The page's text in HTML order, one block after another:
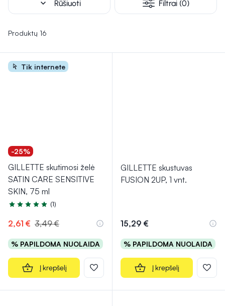
expand_more Rūšiuoti Filtrai (0)
Produktų 16
Tik internete
-25%
GILLETTE skutimosi želė
SATIN CARE SENSITIVE
SKIN, 75 ml
Įvertinimas 5.0 iš 5
(1)
2,61 € 3,49 €
% PAPILDOMA NUOLAIDA
Į krepšelį
GILLETTE skustuvas
FUSION 2UP, 1 vnt.
15,29 €
% PAPILDOMA NUOLAIDA
Į krepšelį